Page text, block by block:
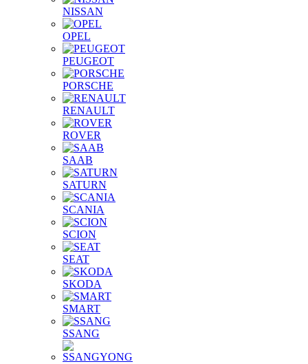
NISSAN
OPEL
PEUGEOT
PORSCHE
RENAULT
ROVER
SAAB
SATURN
SCANIA
SCION
SEAT
SKODA
SMART
SSANG